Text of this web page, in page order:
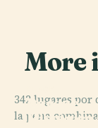
More
342 lugares
la pena
PLACE
Museo de
Parque
Histórico